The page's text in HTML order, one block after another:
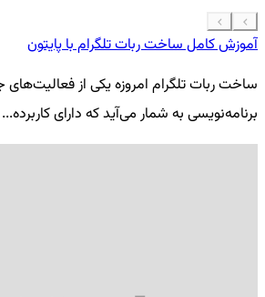
آموزش کامل ساخت ربات تلگرام با پایتون
ساخت ربات تلگرام امروزه یکی از
برنامه‌نویسی به شمار می‌آید که دارای کاربرده...